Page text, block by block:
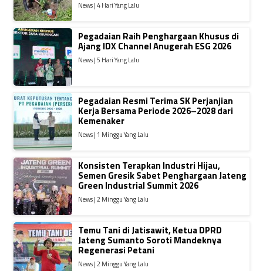
News | 4 Hari Yang Lalu
Pegadaian Raih Penghargaan Khusus di
Ajang IDX Channel Anugerah ESG 2026
News | 5 Hari Yang Lalu
Pegadaian Resmi Terima SK Perjanjian
Kerja Bersama Periode 2026–2028 dari
Kemenaker
News | 1 Minggu Yang Lalu
Konsisten Terapkan Industri Hijau,
Semen Gresik Sabet Penghargaan Jateng
Green Industrial Summit 2026
News | 2 Minggu Yang Lalu
Temu Tani di Jatisawit, Ketua DPRD
Jateng Sumanto Soroti Mandeknya
Regenerasi Petani
News | 2 Minggu Yang Lalu